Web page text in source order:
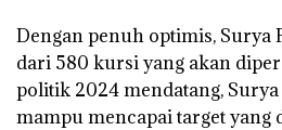
Dengan penuh optimis, Surya
dari 580 kursi yang akan
politik 2024 mendatang,
mampu mencapai target